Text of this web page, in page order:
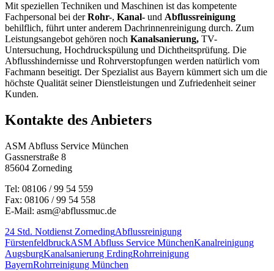
Mit speziellen Techniken und Maschinen ist das kompetente
Fachpersonal bei derRohr-, Kanal- und Abflussreinigung
behilflich, führt unter anderem Dachrinnenreinigung durch. Zum
Leistungsangebot gehören noch Kanalsanierung, TV-
Untersuchung, Hochdruckspülung und Dichtheitsprüfung. Die
Abflusshindernisse und Rohrverstopfungen werden natürlich vom
Fachmann beseitigt. Der Spezialist aus Bayern kümmert sich um die
höchste Qualität seiner Dienstleistungen und Zufriedenheit seiner
Kunden.
Kontakte des Anbieters
ASM Abfluss Service München
Gassnerstraße 8
85604 Zorneding
Tel: 08106 / 99 54 559
Fax: 08106 / 99 54 558
E-Mail: asm@abflussmuc.de
24 Std. Notdienst ZornedingAbflussreinigung
FürstenfeldbruckASM Abfluss Service MünchenKanalreinigung
AugsburgKanalsanierung ErdingRohrreinigung
BayernRohrreinigung München